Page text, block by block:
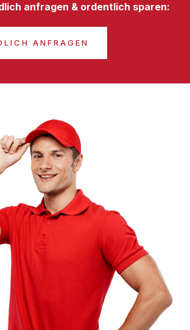
anfragen & ordentlich sparen:
ANFRAGEN